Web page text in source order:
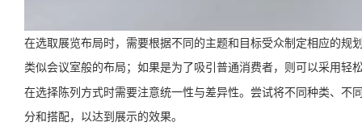
在选取展览布局时，需要根据不同的主题和目标受众制定相应的
类似会议室般的布局；如果是为了吸引普通消费者，则可以采用轻
在选择陈列方式时需要注意统一性与差异性。尝试将不同种类、
分和搭配，以达到展示的效果。